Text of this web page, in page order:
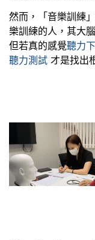
然而，「音樂訓練
樂訓練的人，其大
但若真的感覺聽力
聽力測試 才是找出